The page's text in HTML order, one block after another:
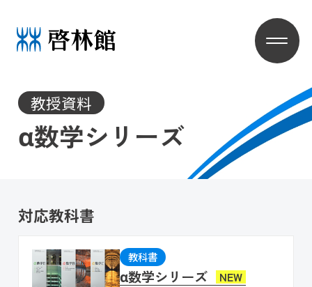
教授資料
α数学シリーズ
対応教科書
教科書
α数学シリーズ NEW